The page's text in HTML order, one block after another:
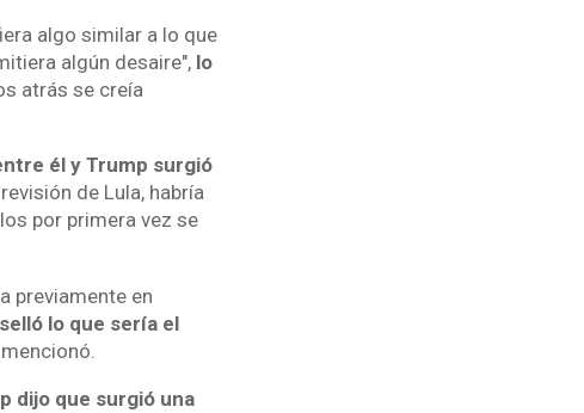
algo similar a lo que
algún desaire", lo
atrás se creía
él y Trump surgió
de Lula, habría
por primera vez se
previamente en
lo que sería el
dijo que surgió una